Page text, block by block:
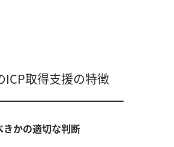
ICP取得支援の特徴
きかの適切な判断